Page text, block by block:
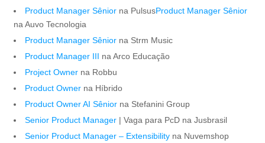
Product Manager Sênior na PulsusProduct Manager Sênior
na Auvo Tecnologia
Product Manager Sênior na Strm Music
Product Manager III na Arco Educação
Project Owner na Robbu
Product Owner na Híbrido
Product Owner AI Sênior na Stefanini Group
Senior Product Manager | Vaga para PcD na Jusbrasil
Senior Product Manager – Extensibility na Nuvemshop